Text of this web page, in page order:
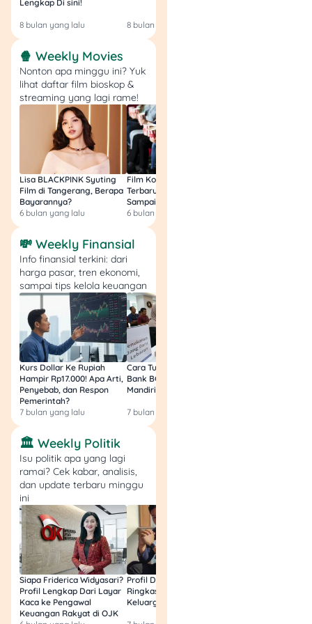
bulan.
Prosedur mudah dan
cepat.
Bunga ringan,
angsuran tetap.
Pelunasan fleksibel.
Syarat utama:
Surat keterangan
kerja atau izin
praktik.
Jaminan BPKB
KTP, KK, dan
dokumen pendukung
lainnya.
5. Gadai Efek
Punya saham atau
obligasi? Kamu bisa pakai
aset tersebut sebagai
jaminan lewat produk
Gadai Efek, lho.
Keunggulan:
Prosesonlinelewat
aplikasi.
Plafon Rp5 juta–
Rp20 juta.
Jangka waktu 90
hari dan bisa
diperpanjang.
Sudah diawasi OJK,
jadi aman.
Biaya dan bunga
Lengkap Di sini!
8 bulan yang lalu 8 bulan yang lalu
🍿 Weekly Movies
Nonton apa minggu ini? Yuk
lihat daftar film bioskop &
streaming yang lagi rame!
Lisa BLACKPINK Syuting
Film di Tangerang, Berapa
Bayarannya?
6 bulan yang lalu
Film Komedi Indonesia
Terbaru 2026, Siap Ngakak
Sampai Sakit Perut!
6 bulan yang lalu
💸 Weekly Finansial
Info finansial terkini: dari
harga pasar, tren ekonomi,
sampai tips kelola keuangan
Kurs Dollar Ke Rupiah
Hampir Rp17.000! Apa Arti,
Penyebab, dan Respon
Pemerintah?
7 bulan yang lalu
Cara Tukar Uang Baru di
Bank BCA (Umum, BNI,
Mandiri, BRI, dan BSI) 2026!
7 bulan yang lalu
🏛️ Weekly Politik
Isu politik apa yang lagi
ramai? Cek kabar, analisis,
dan update terbaru minggu
ini
Siapa Friderica Widyasari?
Profil Lengkap Dari Layar
Kaca ke Pengawal
Keuangan Rakyat di OJK
Profil Darma Mangkuluhur:
Ringkas Latar Belakang
Keluarga dan Bisnisnya